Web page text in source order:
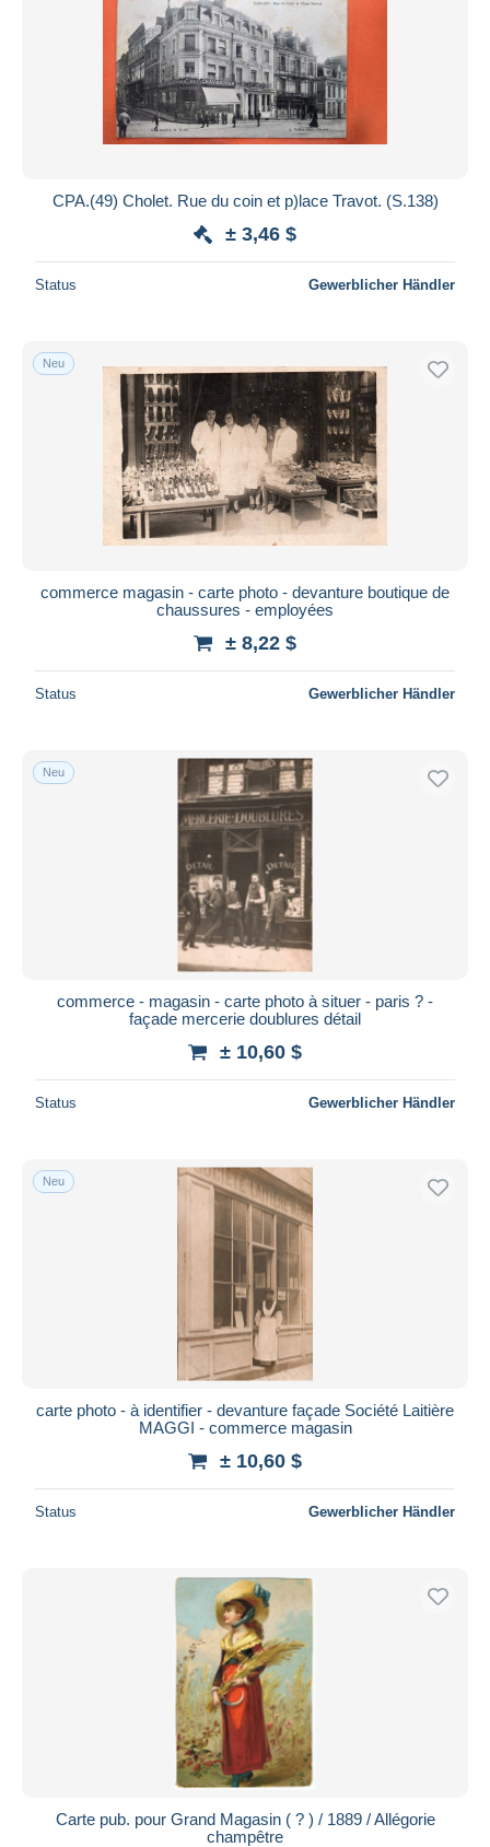
CPA.(49) Cholet. Rue du coin et p)lace Travot. (S.138)
± 3,46 $
Status Gewerblicher Händler
Neu
commerce magasin - carte photo - devanture boutique de
chaussures - employées
± 8,22 $
Status Gewerblicher Händler
Neu
commerce - magasin - carte photo à situer - paris ? -
façade mercerie doublures détail
± 10,60 $
Status Gewerblicher Händler
Neu
carte photo - à identifier - devanture façade Société Laitière
MAGGI - commerce magasin
± 10,60 $
Status Gewerblicher Händler
Carte pub. pour Grand Magasin ( ? ) / 1889 / Allégorie
champêtre